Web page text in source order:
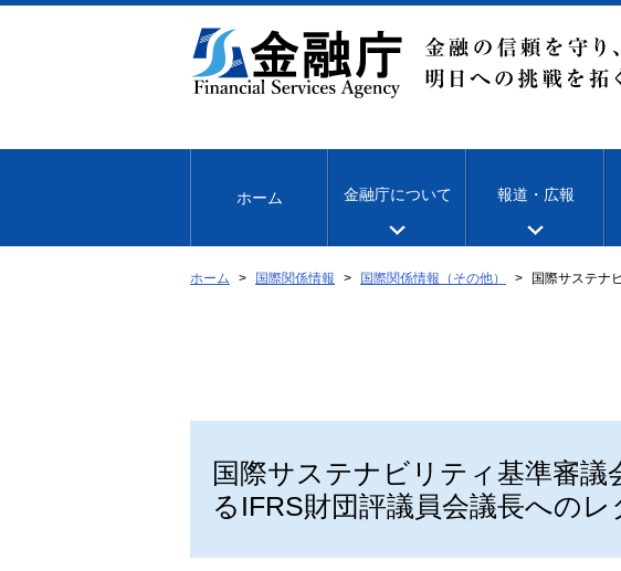
文
移
ホーム 金融庁について 報道・広報
ホーム 国際関係情報 国際関係情報（その他） 国際サステナ
国際サステナビリティ基準審議
るIFRS財団評議員会議長への